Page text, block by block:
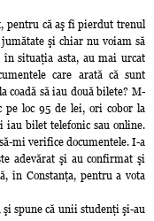
pentru că aş fi pierdut trenul
şi chiar nu voiam să
situaţia asta, au mai urcat
care arată că sunt
coadă să iau două bilete? M-
pe loc 95 de lei, ori cobor la
bilet telefonic sau online.
mi verifice documentele. I-a
adevărat şi au confirmat şi
în Constanţa, pentru a vota
şi spune că unii studenţi şi-au